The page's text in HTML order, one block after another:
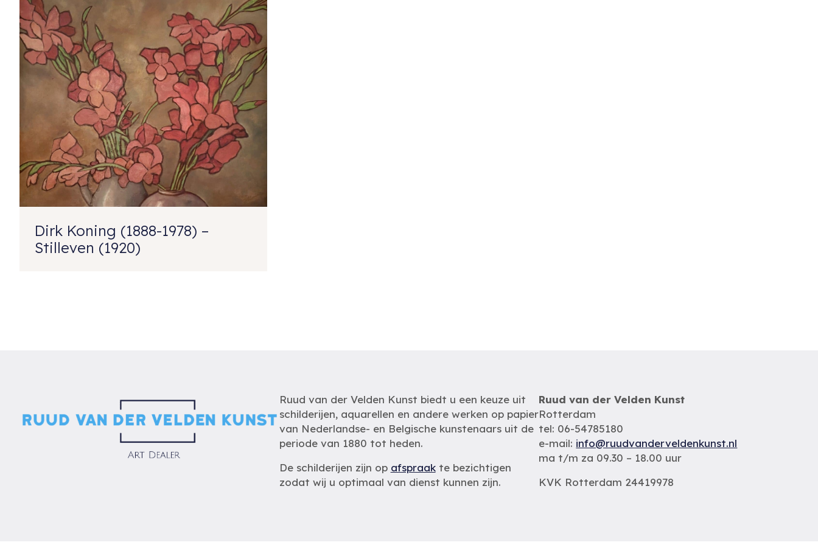
Dirk Koning (1888-1978) –
Stilleven (1920)
Ruud van der Velden Kunst biedt u een keuze uit
schilderijen, aquarellen en andere werken op papier
van Nederlandse- en Belgische kunstenaars uit de
periode van 1880 tot heden.
De schilderijen zijn op afspraakte bezichtigen
zodat wij u optimaal van dienst kunnen zijn.
Ruud van der Velden Kunst
Rotterdam
tel: 06-54785180
e-mail: info@ruudvanderveldenkunst.nl
ma t/m za 09.30 – 18.00 uur
KVK Rotterdam 24419978